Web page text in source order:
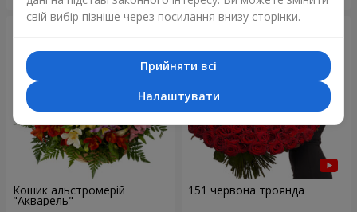
Кошик альстромерій
"Акварель"
151 червона троянда
свій вибір пізніше через посилання внизу сторінки.
Прийняти всі
Налаштувати